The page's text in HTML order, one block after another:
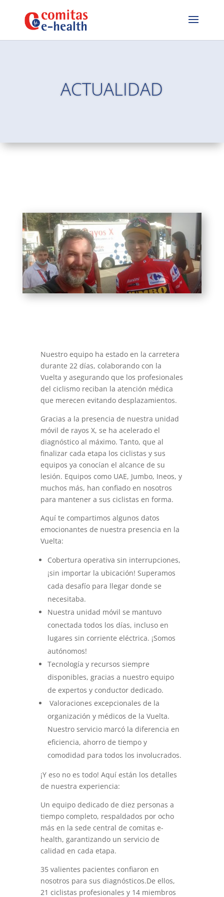
ACTUALIDAD
Nuestro equipo ha estado en la carretera
durante 22 días, colaborando con la
Vuelta y asegurando que los profesionales
del ciclismo reciban la atención médica
que merecen evitando desplazamientos.
Gracias a la presencia de nuestra unidad
móvil de rayos X, se ha acelerado el
diagnóstico al máximo. Tanto, que al
finalizar cada etapa los ciclistas y sus
equipos ya conocían el alcance de su
lesión. Equipos como UAE, Jumbo, Ineos, y
muchos más, han confiado en nosotros
para mantener a sus ciclistas en forma.
Aquí te compartimos algunos datos
emocionantes de nuestra presencia en la
Vuelta:
Cobertura operativa sin interrupciones,
¡sin importar la ubicación! Superamos
cada desafío para llegar donde se
necesitaba.
Nuestra unidad móvil se mantuvo
conectada todos los días, incluso en
lugares sin corriente eléctrica. ¡Somos
autónomos!
Tecnología y recursos siempre
disponibles, gracias a nuestro equipo
de expertos y conductor dedicado.
Valoraciones excepcionales de la
organización y médicos de la Vuelta.
Nuestro servicio marcó la diferencia en
eficiencia, ahorro de tiempo y
comodidad para todos los involucrados.
¡Y eso no es todo! Aquí están los detalles
de nuestra experiencia:
Un equipo dedicado de diez personas a
tiempo completo, respaldados por ocho
más en la sede central de comitas e-
health, garantizando un servicio de
calidad en cada etapa.
35 valientes pacientes confiaron en
nosotros para sus diagnósticos.De ellos,
21 ciclistas profesionales y 14 miembros